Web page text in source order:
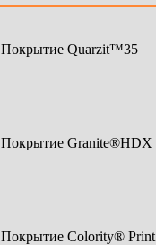
Покрытие Quarzit™35
Покрытие Granite®HDX
Покрытие Colority® Print